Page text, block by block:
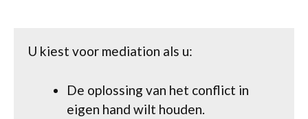
U kiest voor mediation als u:
De oplossing van het conflict in
eigen hand wilt houden.